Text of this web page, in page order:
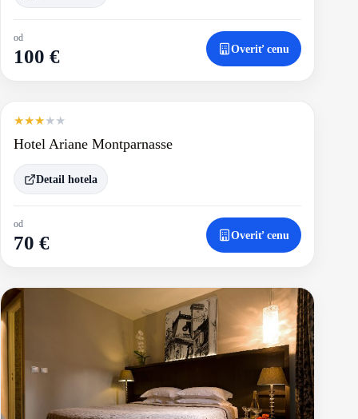
od
100 € Overiť cenu
★★★★★
Hotel Ariane Montparnasse
Detail hotela
od
70 € Overiť cenu